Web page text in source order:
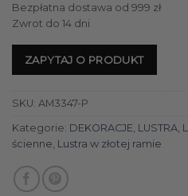
Bezpłatna dostawa od 999 zł
Zwrot do 14 dni
ZAPYTAJ O PRODUKT
SKU: AM3347-P
Kategorie: DEKORACJE LUSTRA
ścienne Lustra w złotej ramie